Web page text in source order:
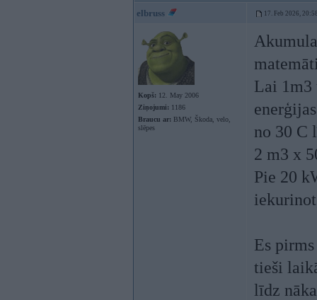
elbruss 17. Feb 2026,
Kopš: 12. May 2006
Ziņojumi: 1186
Braucu ar: BMW, Škoda, velo,
slēpes
Lai 1m3
no 30 C
2 m3 x
Pie 20
Es
tieši
līdz